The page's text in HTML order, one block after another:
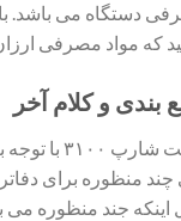
دستگاه می باشد. با
که مواد مصرفی
بندی و کلام آخر
قیمت
چند منظوره برای
اینکه جند منظوره می